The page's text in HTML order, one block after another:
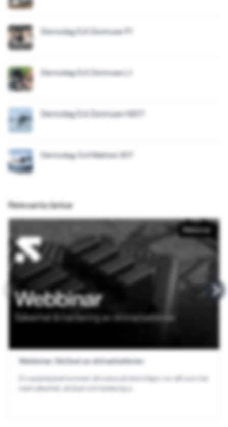
Demodag DJI Zenmuse P1
Demodag DJI Zenmuse L1
Demodag DJI Zenmuse H20T
Demodag: DJI Matrice 30T
Relevanta länkar
Webbinar
Webbinar: Skötsel av drönarbatterier
En expertpanel kommer att svara på dina frågor om allt som har
med säkerhet, skötsel och hantering a…